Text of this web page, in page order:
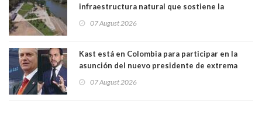
infraestructura natural que sostiene la
07 August 2026
Kast está en Colombia para participar en la
asunción del nuevo presidente de extrema
07 August 2026